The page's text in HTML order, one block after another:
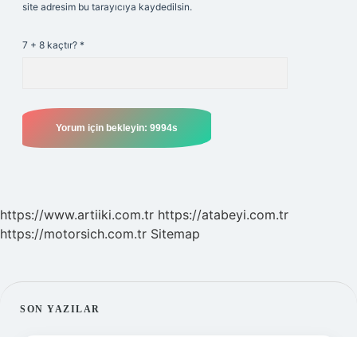
site adresim bu tarayıcıya kaydedilsin.
7 + 8 kaçtır? *
https://www.artiiki.com.tr https://atabeyi.com.tr
https://motorsich.com.tr Sitemap
SIDEBAR
SON YAZILAR